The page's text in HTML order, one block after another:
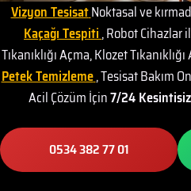
Vizyon TesisatNoktasal ve
Kaçağı Tespiti, Robot Cihazlar
Tıkanıklığı Açma, Klozet
Petek Temizleme, Tesisat Bakım
Acil Çözüm İçin7/24 Kesintisiz
0534 382 77 01